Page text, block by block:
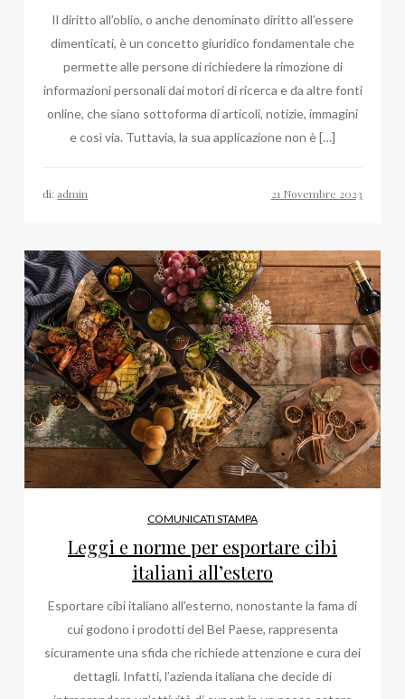
Il diritto all’oblio, o anche denominato diritto all’essere
dimenticati, è un concetto giuridico fondamentale che
permette alle persone di richiedere la rimozione di
informazioni personali dai motori di ricerca e da altre fonti
online, che siano sottoforma di articoli, notizie, immagini
e così via. Tuttavia, la sua applicazione non è […]
di: admin
COMUNICATI STAMPA
Leggi e norme per esportare cibi
italiani all’estero
Esportare cibi italiano all’esterno, nonostante la fama di
cui godono i prodotti del Bel Paese, rappresenta
sicuramente una sfida che richiede attenzione e cura dei
dettagli. Infatti, l’azienda italiana che decide di